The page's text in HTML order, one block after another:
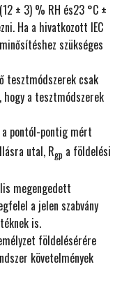
± 3) % RH és23 °C ±
Ha a hivatkozott IEC
szükséges
tesztmódszerek csak
a tesztmódszerek
a pontól-pontig mért
utal, Rgp a földelési
megengedett
a jelen szabvány
is.
földelésérére
követelmények